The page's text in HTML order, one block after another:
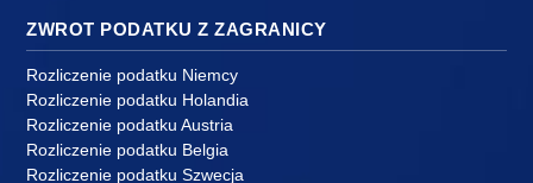
ZWROT PODATKU Z ZAGRANICY
Rozliczenie podatku Niemcy
Rozliczenie podatku Holandia
Rozliczenie podatku Austria
Rozliczenie podatku Belgia
Rozliczenie podatku Szwecja